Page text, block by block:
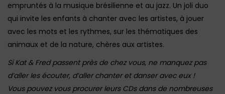
empruntés à la musique brésilienne et au jazz. Un joli duo
qui invite les enfants à chanter avec les artistes, à jouer
avec les mots et les rythmes, sur les thématiques des
animaux et de la nature, chères aux artistes.
Si Kat & Fred passent près de chez vous, ne manquez pas
d’aller les écouter, d’aller chanter et danser avec eux !
Vous pouvez vous procurer leurs CDs dans de nombreuses